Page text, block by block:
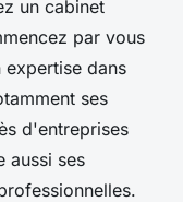
un cabinet
par vous
expertise dans
ses
d'entreprises
aussi ses